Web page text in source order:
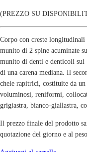
(PREZZO SU
Corpo con creste longitudinali
munito di 2 spine acuminate
munito di denti e denticoli sui
di una carena mediana. Il
chele rapitrici, costituite da
voluminosi, reniformi,
grigiastra, bianco-giallastra,
Il prezzo finale del prodotto
quotazione del giorno e al